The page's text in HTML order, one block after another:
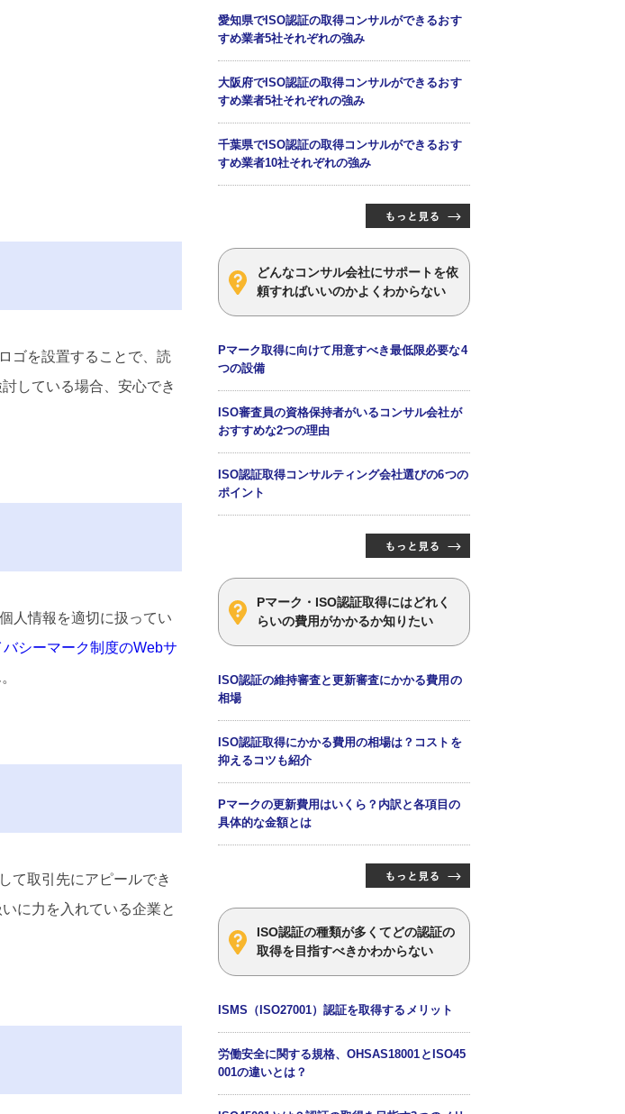
ゴを設置することで、読
している場合、安心でき
人情報を適切に扱ってい
バシーマーク制度のWebサ
て取引先にアピールでき
に力を入れている企業と
愛知県でISO認証の取得コンサルができるおす
すめ業者5社それぞれの強み
大阪府でISO認証の取得コンサルができるおす
すめ業者5社それぞれの強み
千葉県でISO認証の取得コンサルができるおす
すめ業者10社それぞれの強み
どんなコンサル会社にサポートを依
頼すればいいのかよくわからない
Pマーク取得に向けて用意すべき最低限必要な4
つの設備
ISO審査員の資格保持者がいるコンサル会社が
おすすめな2つの理由
ISO認証取得コンサルティング会社選びの6つの
ポイント
Pマーク・ISO認証取得にはどれく
らいの費用がかかるか知りたい
ISO認証の維持審査と更新審査にかかる費用の
相場
ISO認証取得にかかる費用の相場は？コストを
抑えるコツも紹介
Pマークの更新費用はいくら？内訳と各項目の
具体的な金額とは
ISO認証の種類が多くてどの認証の
取得を目指すべきかわからない
ISMS（ISO27001）認証を取得するメリット
労働安全に関する規格、OHSAS18001とISO45
001の違いとは？